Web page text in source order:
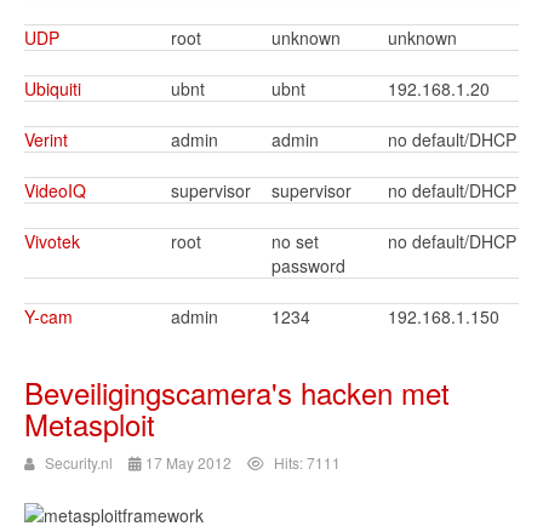
UDP root unknown unknown
Ubiquiti ubnt ubnt 192.168.1.20
Verint admin admin no default/DHCP
VideoIQ supervisor supervisor no default/DHCP
Vivotek root
no set
password
no default/DHCP
Y-cam admin 1234 192.168.1.150
Beveiligingscamera's hacken met
Metasploit
Security.nl 17 May 2012 Hits: 7111